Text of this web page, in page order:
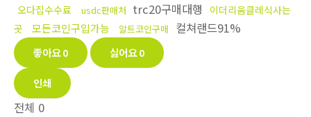
오다집수수료 usdc판매처 trc20구매대행
이더리움클레식사는
곳
모든코인구입가능 알트코인구매 컬쳐랜드91%
좋아요0 싫어요0
인쇄
전체 0